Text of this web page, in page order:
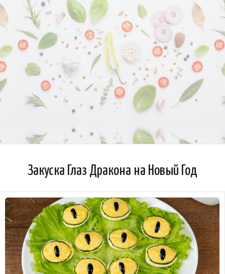
Закуска Глаз Дракона на Новый Год